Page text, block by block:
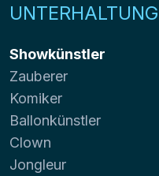
UNTERHALTUNG
Showkünstler
Zauberer
Komiker
Ballonkünstler
Clown
Jongleur